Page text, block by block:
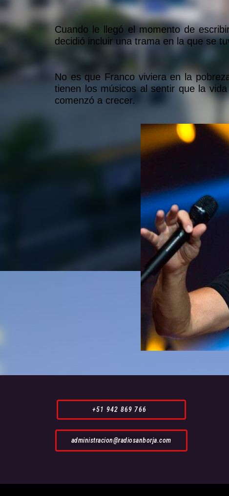
Cuando le llegó el momento de
decidió incluir una trama en la que se
No es que Franco viviera en la
tienen los músicos al sentir que la
comenzó a crecer.
+51 942 869 766
administracion@radiosanborja.com